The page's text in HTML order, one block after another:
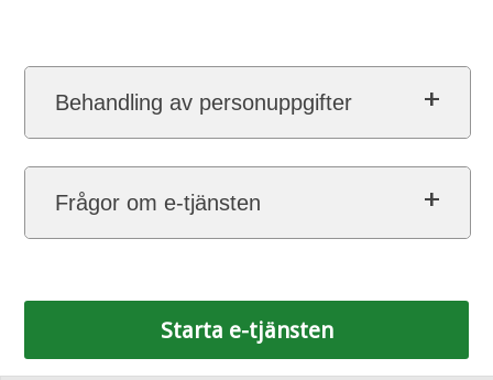
Behandling av personuppgifter
Frågor om e-tjänsten
Starta e-tjänsten